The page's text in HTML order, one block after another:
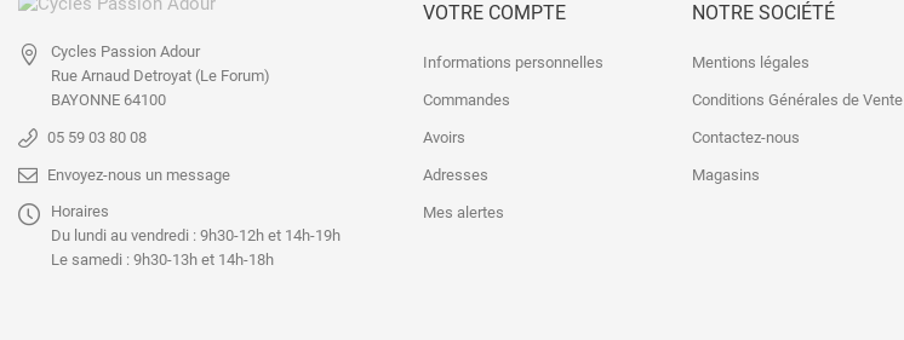
Cycles Passion Adour
Rue Arnaud Detroyat (Le Forum)
BAYONNE 64100
05 59 03 80 08
Envoyez-nous un message
Horaires
Du lundi au vendredi : 9h30-12h et 14h-19h
Le samedi : 9h30-13h et 14h-18h
VOTRE COMPTE
Informations personnelles
Commandes
Avoirs
Adresses
Mes alertes
NOTRE SOCIÉTÉ
Mentions légales
Conditions Générales de Vente
Contactez-nous
Magasins